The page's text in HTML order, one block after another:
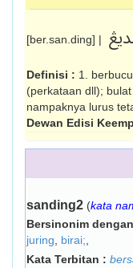
[ber.san.ding] |
Definisi : 1.
(perkataan dll);
nampaknya lurus
Dewan Edisi
sanding2 (kata
Bersinonim dengan
juring
birai;
Kata Terbitan :